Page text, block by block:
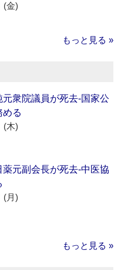
(金)
もっと見る »
元衆院議員が死去‐国家公
める
(木)
薬元副会長が死去‐中医協
(月)
もっと見る »